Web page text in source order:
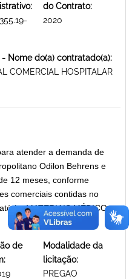
do Contrato:
2020
Nome do(a) contratado(a):
COMERCIAL HOSPITALAR
atender a demanda de
Odilon Behrens e
12 meses, conforme
comerciais contidas no
MATERIAIS MÉDICO-
de
Modalidade da
licitação:
PREGAO